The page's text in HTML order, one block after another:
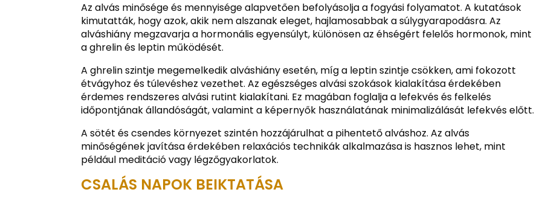
Az alvás minősége és mennyisége alapvetően befolyásolja a fogyási folyamatot. A kutatások
kimutatták, hogy azok, akik nem alszanak eleget, hajlamosabbak a súlygyarapodásra. Az
alváshiány megzavarja a hormonális egyensúlyt, különösen az éhségért felelős hormonok, mint
a ghrelin és leptin működését.
A ghrelin szintje megemelkedik alváshiány esetén, míg a leptin szintje csökken, ami fokozott
étvágyhoz és túlevéshez vezethet. Az egészséges alvási szokások kialakítása érdekében
érdemes rendszeres alvási rutint kialakítani. Ez magában foglalja a lefekvés és felkelés
időpontjának állandóságát, valamint a képernyők használatának minimalizálását lefekvés előtt.
A sötét és csendes környezet szintén hozzájárulhat a pihentető alváshoz. Az alvás
minőségének javítása érdekében relaxációs technikák alkalmazása is hasznos lehet, mint
például meditáció vagy légzőgyakorlatok.
CSALÁS NAPOK BEIKTATÁSA